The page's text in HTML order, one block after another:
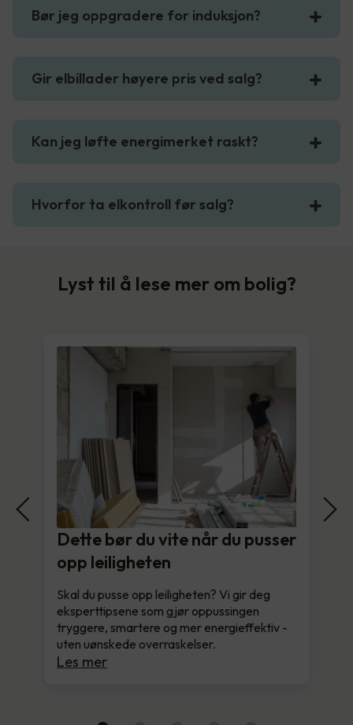
Bør jeg oppgradere for induksjon?
Gir elbillader høyere pris ved salg?
Kan jeg løfte energimerket raskt?
Hvorfor ta elkontroll før salg?
Lyst til å lese mer om bolig?
Dette bør du vite når du pusser
opp leiligheten
Skal du pusse opp leiligheten? Vi gir deg
eksperttipsene som gjør oppussingen
tryggere, smartere og mer energieffektiv -
uten uønskede overraskelser.
Les mer